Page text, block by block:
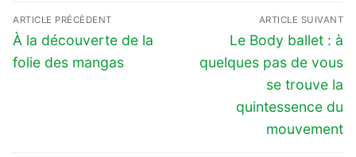
Navigation
de
l’article
ARTICLE PRÉCÈDENT
Previous
post:
À la découverte de la
folie des mangas
ARTICLE SUIVANT
Next
post:
Le Body ballet : à
quelques pas de vous
se trouve la
quintessence du
mouvement